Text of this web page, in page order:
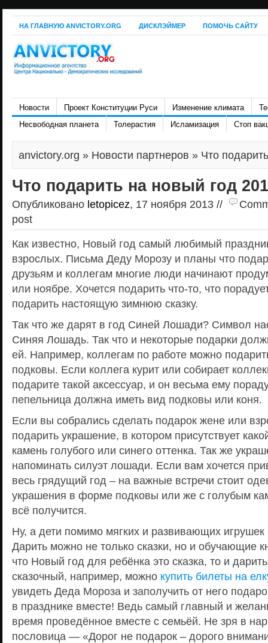
НА ГЛАВНУЮ ANVICTORY.ORG ДИСКЛЭЙМЕР ПОМОЧЬ САЙТУ
Новости Проект Конституции Руси Изменение климата
Несвободная планета
Толерастия Исламизация Стоп
anvictory.org » Новости партнеров » Что
Что подарить на новый год
Опубликовано letopicez, 17 ноября 2013 //
post
Как известно, Новый год самый любимый
взрослых. Письма Деду Морозу и планы что
друзьям и коллегам многие люди начинают
или ноябре. Хочется подарить что-то, что
подарить настоящую зимнюю сказку.
Так что же дарят в год Синей Лошади? Символ
Синяя Лошадь. Так что и некоторые подарки
ей. Например, коллегам по работе можно
подковы. Если коллега курит или собирает
подарите такой аксессуар, и он весьма ему
пепельница должна иметь вид подковы или коня.
Если вы собрались сделать подарок жене или
подарить украшение, в котором присутствует
камень голубого или синего оттенка. Так же
напоминать силуэт лошади. Если вам хочется
весь грядущий год – на важные встречи стоит
украшения в форме подковы или же с голубым
всё получится.
Ну, а дети помимо мягких и развивающих игрушек
Дарить можно не только сказки, но и обучающие
что Новый год для ребёнка это сказка, то и
сказочный, например, можно купить билеты на
увидеть Деда Мороза и заполучить от него
в празднике вместе! Ведь самый главный и
время проведённое вместе с семьёй. Не зря в
пословица — «Дорог не подарок – дорого